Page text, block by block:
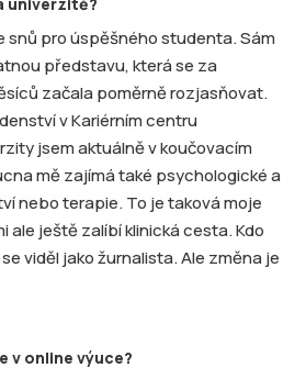
snů pro úspěšného studenta. Sám
představu, která se za
začala poměrně rozjasňovat.
v Kariérním centru
jsem aktuálně v koučovacím
mě zajímá také psychologické a
nebo terapie. To je taková moje
ale ještě zalíbí klinická cesta. Kdo
viděl jako žurnalista. Ale změna je
v online výuce?